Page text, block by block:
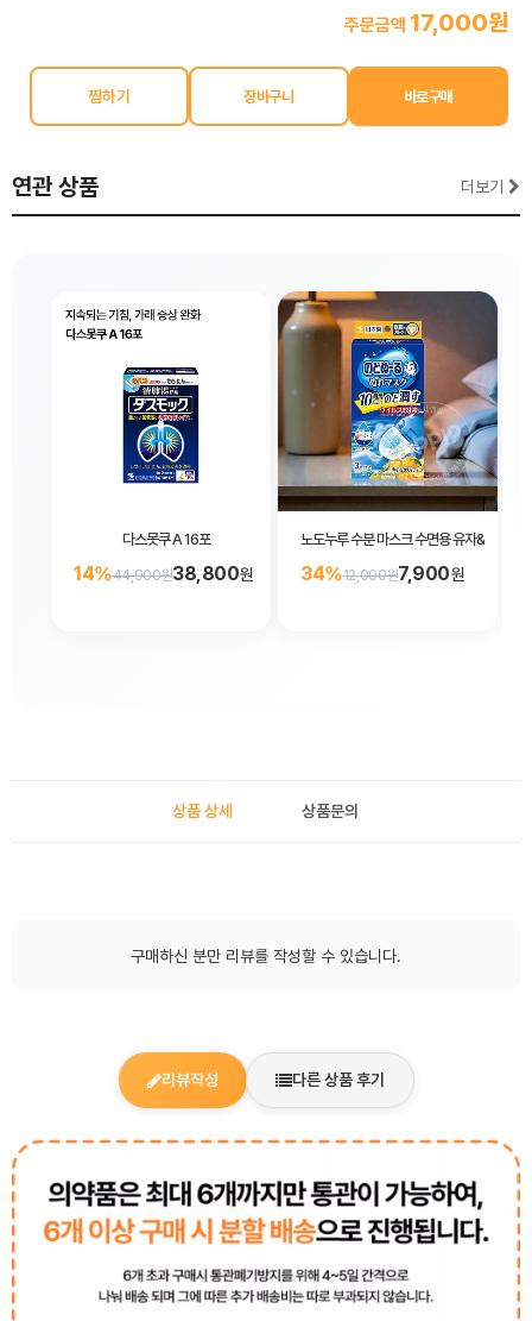
주문금액 17,000원
찜하기
연관 상품 더보기
다스못쿠 A 16포
14%44,900원38,800원
노도누루 수분 마스크 수면용 유자&모과향
34%12,000원7,900원
상품 상세 상품문의
구매하신 분만 리뷰를 작성할 수 있습니다.
리뷰작성 다른 상품 후기